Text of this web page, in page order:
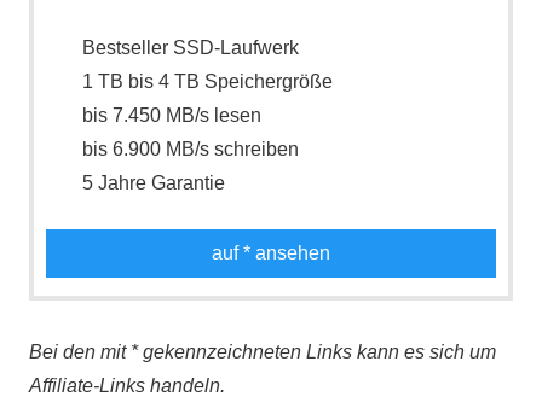
Bestseller SSD-Laufwerk
1 TB bis 4 TB Speichergröße
bis 7.450 MB/s lesen
bis 6.900 MB/s schreiben
5 Jahre Garantie
auf* ansehen
Bei den mit * gekennzeichneten Links kann es sich um
Affiliate-Links handeln.